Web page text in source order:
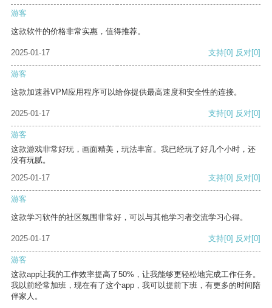
游客
这款软件的价格非常实惠，值得推荐。
2025-01-17 支持[0] 反对[0]
游客
这款加速器VPM应用程序可以给你提供最高速度和安全性的连接。
2025-01-17 支持[0] 反对[0]
游客
这款游戏非常好玩，画面精美，玩法丰富。我已经玩了好几个小时，还
没有玩腻。
2025-01-17
支持[0] 反对[0]
游客
这款学习软件的社区氛围非常好，可以与其他学习者交流学习心得。
2025-01-17 支持[0] 反对[0]
游客
这款app让我的工作效率提高了50%，让我能够更轻松地完成工作任务。
我以前经常加班，现在有了这个app，我可以提前下班，有更多的时间陪
伴家人。